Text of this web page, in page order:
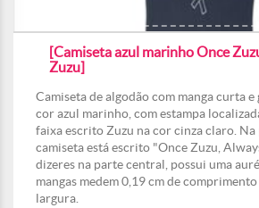
[Camiseta azul marinho Once
Zuzu]
Camiseta de algodão com manga curta
cor azul marinho, com estampa
faixa escrito Zuzu na cor cinza claro.
camiseta está escrito "Once Zuzu,
dizeres na parte central, possui uma
mangas medem 0,19 cm de
largura.